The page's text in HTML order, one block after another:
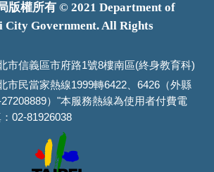
版權所有 © 2021 Department of
City Government. All Rights
市信義區市府路1號8樓南區(終身教育科)
市民當家熱線1999轉6422、6426（外縣
）"本服務熱線為使用者付費電
02-81926038
市
政